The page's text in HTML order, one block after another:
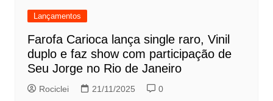
Lançamentos
Farofa Carioca lança single raro, Vinil
duplo e faz show com participação de
Seu Jorge no Rio de Janeiro
Rociclei 21/11/2025 0